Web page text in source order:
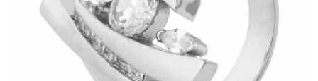
SETURI BIJUTERII
BRATARA TIP ROZARIU
LANTURI TIP ROZARIU